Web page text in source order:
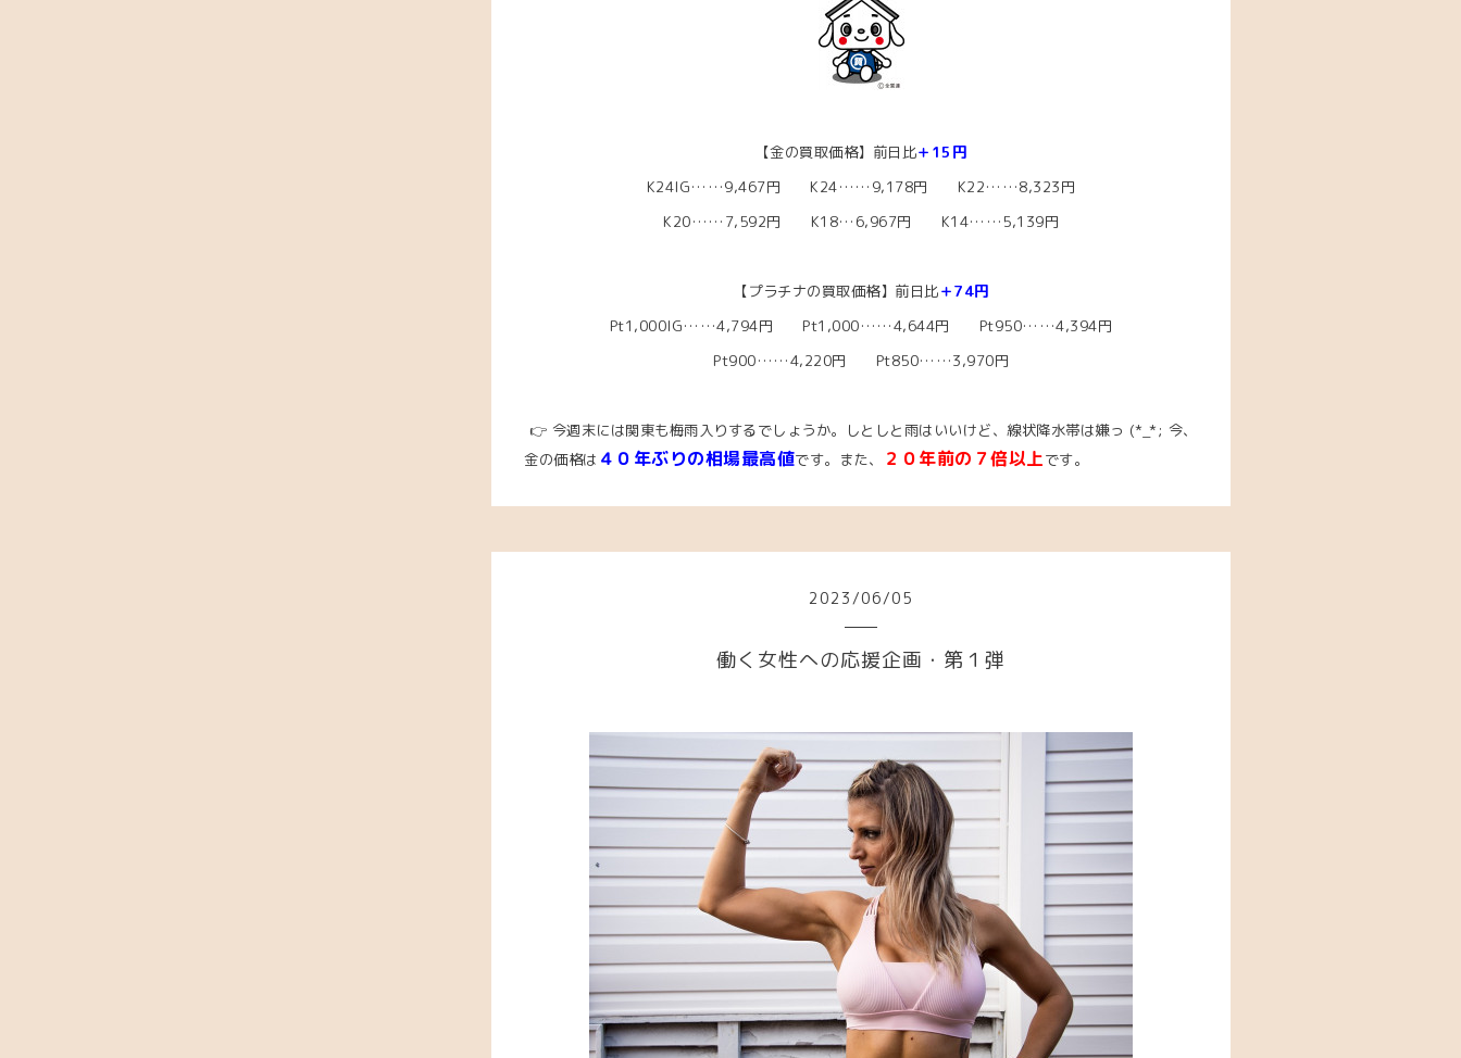
【金の買取価格】前日比＋15円
K24IG……9,467円 K24……9,178円 K22……8,323円
K20……7,592円 K18…6,967円 K14……5,139円
【プラチナの買取価格】前日比＋74円
Pt1,000IG……4,794円 Pt1,000……4,644円 Pt950……4,394円
Pt900……4,220円 Pt850……3,970円
👉 今週末には関東も梅雨入りするでしょうか。しとしと雨はいいけど、線状降水帯は嫌っ (*_*; 今、
金の価格は ４０年ぶりの相場最高値です。また、 ２０年前の７倍以上です。
2023 /06/05
働く女性への応援企画・第１弾